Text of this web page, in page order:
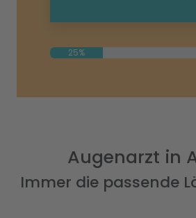
25%
Augenarzt in
Immer die passende